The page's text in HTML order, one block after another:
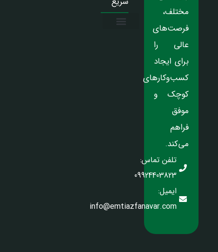
مختلف،
فرصت‌های
عالی را
برای ایجاد
کسب‌وکارهای
کوچک و
موفق
فراهم
می‌کند.
تلفن تماس:
09924403823
ایمیل:
info@emtiazfanavar.com